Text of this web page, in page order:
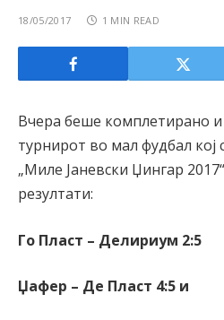
18/05/2017 1 MIN READ
Вчера беше комплетирано
турнирот во мал фудбал кој
„Миле Јаневски Џингар
резултати:
Го Пласт – Делириум 2:5
Џафер – Де Пласт 4:5 и